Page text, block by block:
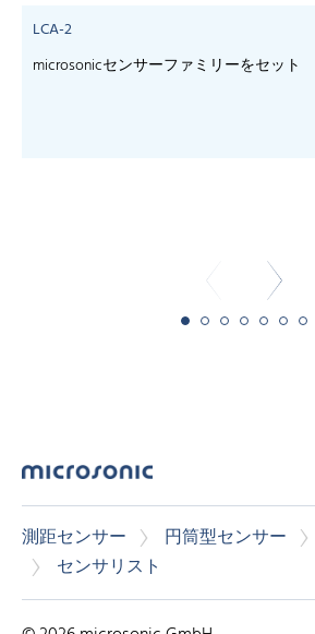
LCA-2
microsonicセンサーファミリーをセット
測距センサー 円筒型センサー
センサリスト